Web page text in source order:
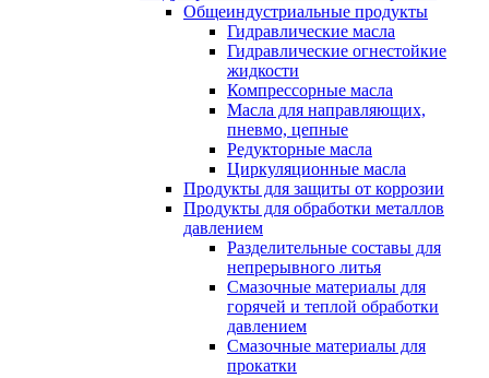
Общеиндустриальные продукты
Гидравлические масла
Гидравлические огнестойкие
жидкости
Компрессорные масла
Масла для направляющих,
пневмо, цепные
Редукторные масла
Циркуляционные масла
Продукты для защиты от коррозии
Продукты для обработки металлов
давлением
Разделительные составы для
непрерывного литья
Смазочные материалы для
горячей и теплой обработки
давлением
Смазочные материалы для
прокатки